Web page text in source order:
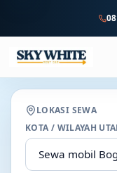
utama
LOKASI SEWA
KOTA / WILAYAH